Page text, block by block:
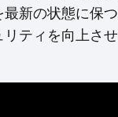
新の状態に保
ティを向上さ